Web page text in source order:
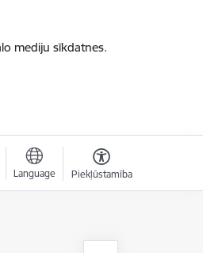
mediju sīkdatnes.
Language Piekļūstamība